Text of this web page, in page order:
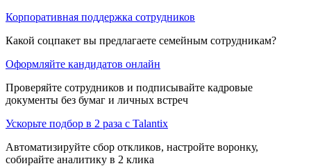
Корпоративная поддержка сотрудников
Какой соцпакет вы предлагаете семейным сотрудникам?
Оформляйте кандидатов онлайн
Проверяйте сотрудников и подписывайте кадровые
документы без бумаг и личных встреч
Ускорьте подбор в 2 раза с Talantix
Автоматизируйте сбор откликов, настройте воронку,
собирайте аналитику в 2 клика